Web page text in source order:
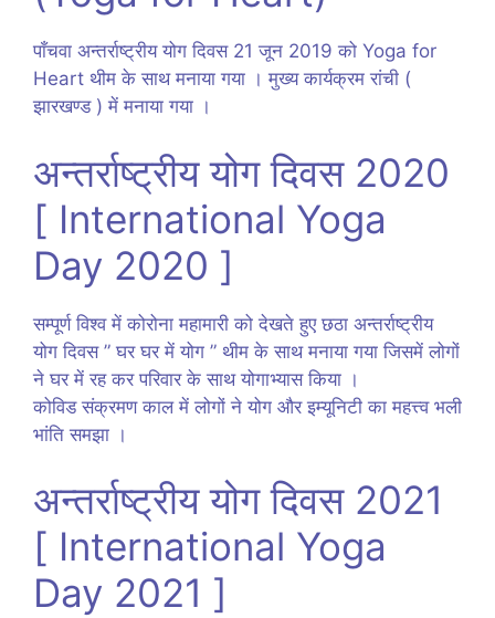
पाँचवा अन्तर्राष्ट्रीय योग दिवस 21 जून 2019 को Yoga for
Heart थीम के साथ मनाया गया । मुख्य कार्यक्रम रांची (
झारखण्ड ) में मनाया गया ।
अन्तर्राष्ट्रीय योग दिवस 2020
[ International Yoga
Day 2020 ]
सम्पूर्ण विश्व में कोरोना महामारी को देखते हुए छठा अन्तर्राष्ट्रीय
योग दिवस ” घर घर में योग ” थीम के साथ मनाया गया जिसमें लोगों
ने घर में रह कर परिवार के साथ योगाभ्यास किया ।
कोविड संक्रमण काल में लोगों ने योग और इम्यूनिटी का महत्त्व भली
भांति समझा ।
अन्तर्राष्ट्रीय योग दिवस 2021
[ International Yoga
Day 2021 ]